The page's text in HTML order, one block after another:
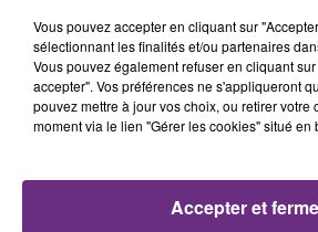
TAYLOR SWIFT
I Knew It, I Knew You
Vous pouvez accepter en cliquant sur
sélectionnant les finalités et/ou partenaires
Vous pouvez également refuser en cliquant
accepter". Vos préférences ne s'appliqueront
pouvez mettre à jour vos choix, ou retirer votre
moment via le lien "Gérer les cookies" situé en
Accepter et